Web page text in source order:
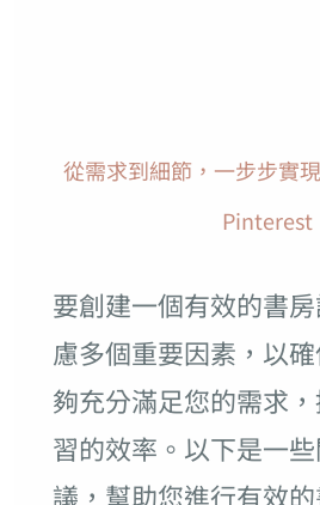
從需求到細節，一步步實
Pinterest
要創建一個有效的書
慮多個重要因素，以
夠充分滿足您的需求
習的效率。以下是一
議，幫助您進行有效的